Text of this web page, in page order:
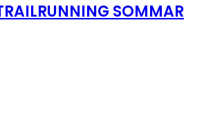
SOMMAR